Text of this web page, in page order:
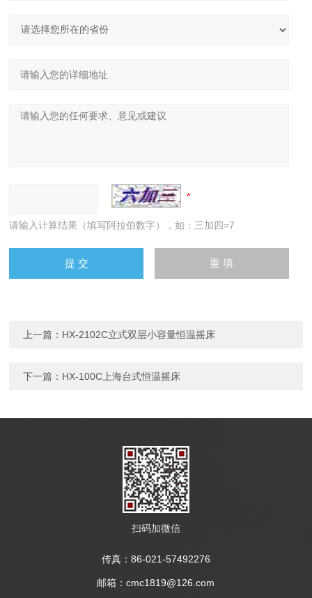
请输入计算结果（填写阿拉伯数字），如：三加四=7
上一篇： HX-2102C立式双层小容量恒温摇床
下一篇： HX-100C上海台式恒温摇床
扫码加微信
传真：86-021-57492276
邮箱：cmc1819@126.com